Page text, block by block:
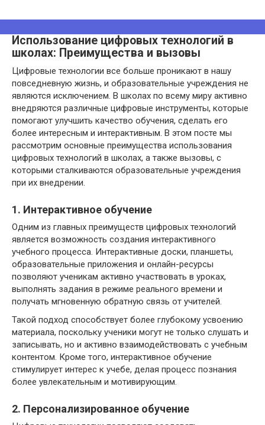
Использование цифровых технологий в
школах: Преимущества и вызовы
Цифровые технологии все больше проникают в нашу
повседневную жизнь, и образовательные учреждения не
являются исключением. В школах по всему миру активно
внедряются различные цифровые инструменты, которые
помогают улучшить качество обучения, сделать его
более интересным и интерактивным. В этом посте мы
рассмотрим основные преимущества использования
цифровых технологий в школах, а также вызовы, с
которыми сталкиваются образовательные учреждения
при их внедрении.
1. Интерактивное обучение
Одним из главных преимуществ цифровых технологий
является возможность создания интерактивного
учебного процесса. Интерактивные доски, планшеты,
образовательные приложения и онлайн-ресурсы
позволяют ученикам активно участвовать в уроках,
выполнять задания в режиме реального времени и
получать мгновенную обратную связь от учителей.
Такой подход способствует более глубокому усвоению
материала, поскольку ученики могут не только слушать и
записывать, но и активно взаимодействовать с учебным
контентом. Кроме того, интерактивное обучение
стимулирует интерес к учебе, делая процесс познания
более увлекательным и мотивирующим.
2. Персонализированное обучение